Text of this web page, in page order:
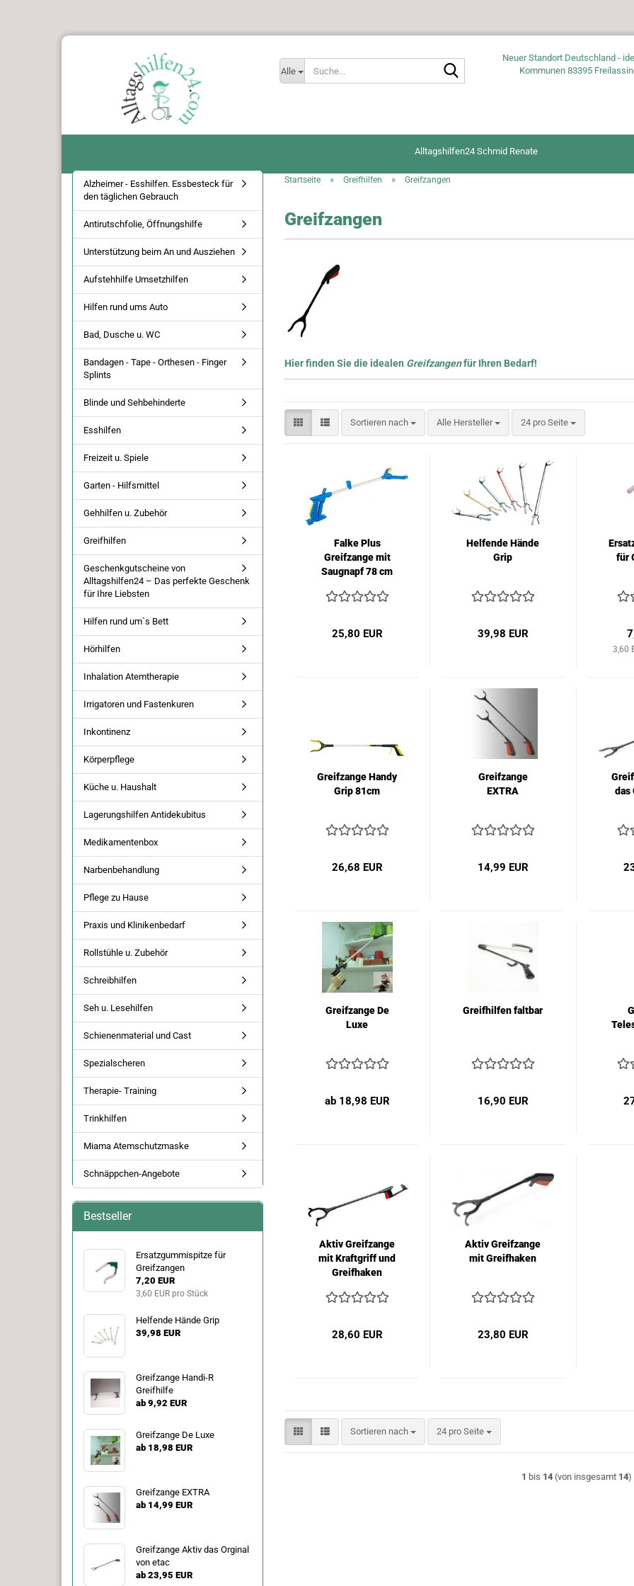
Alle
Neuer Standort Deutschland -
Kommunen 83395
Alltagshilfen24 Schmid Renate
Startseite » Greifhilfen » Greifzangen
Greifzangen
Hier finden Sie die idealen Greifzangenfür Ihren Bedarf!
Sortieren nach
Sortieren nach Alle Hersteller 24 pro Seite
pro Seite
Falke Plus
Greifzange mit
Saugnapf 78 cm
25,80 EUR
Helfende Hände
Grip
39,98 EUR
für
3,60
Greifzange Handy
Grip 81cm
26,68 EUR
Greifzange
EXTRA
14,99 EUR
das
Greifzange De
Luxe
ab 18,98 EUR
Greifhilfen faltbar
16,90 EUR
Aktiv Greifzange
mit Kraftgriff und
Greifhaken
28,60 EUR
Aktiv Greifzange
mit Greifhaken
23,80 EUR
Sortieren nach
Sortieren nach 24 pro Seite
pro Seite
1 bis 14(von insgesamt 14)
Alzheimer - Esshilfen. Essbesteck für
den täglichen Gebrauch
Antirutschfolie, Öffnungshilfe
Unterstützung beim An und Ausziehen
Aufstehhilfe Umsetzhilfen
Hilfen rund ums Auto
Bad, Dusche u. WC
Bandagen - Tape - Orthesen - Finger
Splints
Blinde und Sehbehinderte
Esshilfen
Freizeit u. Spiele
Garten - Hilfsmittel
Gehhilfen u. Zubehör
Greifhilfen
Geschenkgutscheine von
Alltagshilfen24 – Das perfekte Geschenk
für Ihre Liebsten
Hilfen rund um`s Bett
Hörhilfen
Inhalation Atemtherapie
Irrigatoren und Fastenkuren
Inkontinenz
Körperpflege
Küche u. Haushalt
Lagerungshilfen Antidekubitus
Medikamentenbox
Narbenbehandlung
Pflege zu Hause
Praxis und Klinikenbedarf
Rollstühle u. Zubehör
Schreibhilfen
Seh u. Lesehilfen
Schienenmaterial und Cast
Spezialscheren
Therapie- Training
Trinkhilfen
Miama Atemschutzmaske
Schnäppchen-Angebote
Bestseller
Ersatzgummispitze für
Greifzangen
7,20 EUR
3,60 EUR pro Stück
Helfende Hände Grip
39,98 EUR
Greifzange Handi-R
Greifhilfe
ab 9,92 EUR
Greifzange De Luxe
ab 18,98 EUR
Greifzange EXTRA
ab 14,99 EUR
Greifzange Aktiv das Orginal
von etac
ab 23,95 EUR